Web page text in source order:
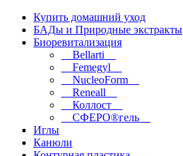
Купить домашний уход
БАДы и Природные экстракты
Биоревитализация
__Bellarti__
__Femegyl__
__NucleoForm__
__Reneall__
__Коллост__
__СФЕРО®гель__
Иглы
Канюли